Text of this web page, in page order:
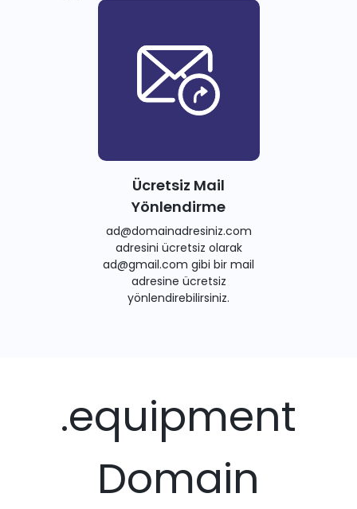
Ücretsiz Mail
Yönlendirme
ad@domainadresiniz.com
adresini ücretsiz olarak
ad@gmail.com gibi bir mail
adresine ücretsiz
yönlendirebilirsiniz.
.equipment
Domain